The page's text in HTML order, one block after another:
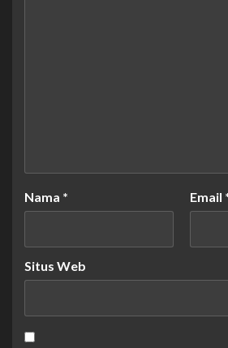
Nama * Email
Situs Web